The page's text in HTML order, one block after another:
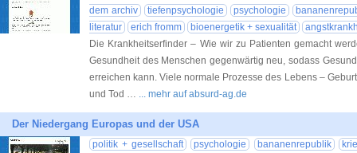
dem archiv
tiefenpsychologie psychologie
literatur
erich fromm bioenergetik + sexualität
Die Krankheitserfinder – Wie wir zu Patienten gemacht
Gesundheit des Menschen gegenwärtig neu, sodass
erreichen kann. Viele normale Prozesse des Lebens –
und Tod … ... mehr auf absurd-ag.de
Der Niedergang Europas und der USA
politik + gesellschaft psychologie bananenrepublik